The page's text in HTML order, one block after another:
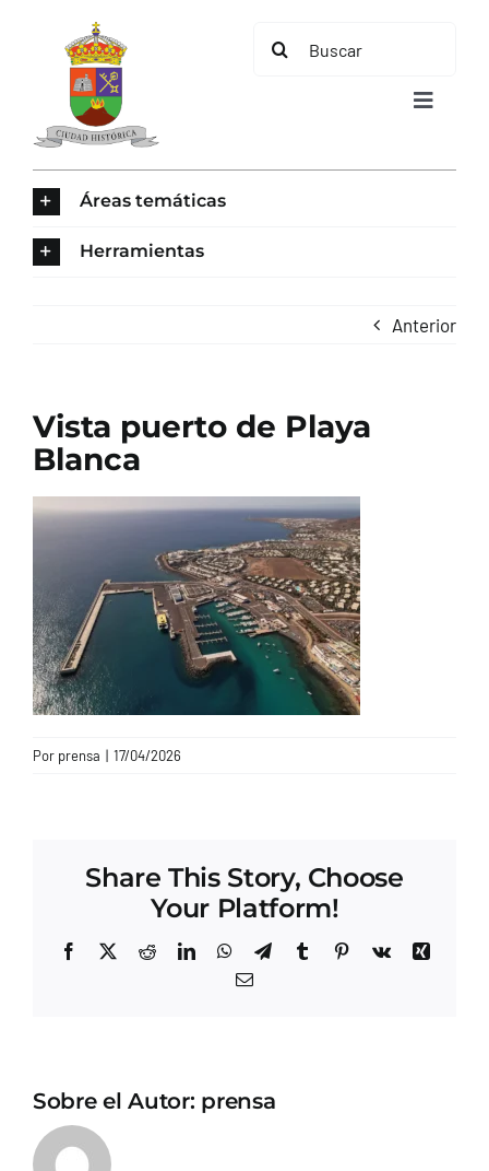
contenido
Buscar:
Toggle
TURISMO
CONTACTO
Áreas temáticas
Herramientas
Anterior
Vista puerto de Playa
Blanca
Por prensa | 17/04/2026
Share This Story, Choose
Your Platform!
Facebook
X RedditLinkedInWhatsApp
TelegramTumblrPinterest
Vk
Xing
Correo
Sobre el Autor: prensa